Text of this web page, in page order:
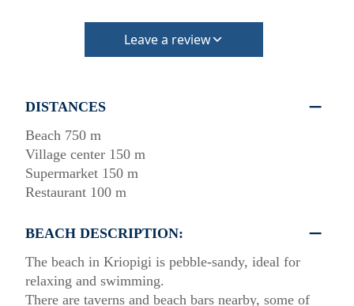
Leave a review
DISTANCES
Beach 750 m
Village center 150 m
Supermarket 150 m
Restaurant 100 m
BEACH DESCRIPTION:
The beach in Kriopigi is pebble-sandy, ideal for
relaxing and swimming.
There are taverns and beach bars nearby, some of